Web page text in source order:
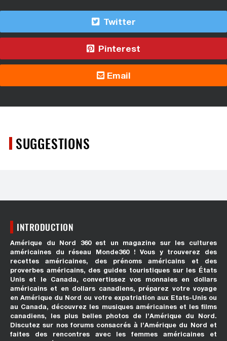
Twitter
Pinterest
Email
SUGGESTIONS
INTRODUCTION
Amérique du Nord 360 est un magazine sur les cultures
américaines du réseau Monde360 ! Vous y trouverez des
recettes américaines, des prénoms américains et des
proverbes américains, des guides touristiques sur les États
Unis et le Canada, convertissez vos monnaies en dollars
américains et en dollars canadiens, préparez votre voyage
en Amérique du Nord ou votre expatriation aux Etats-Unis ou
au Canada, découvrez les musiques américaines et les films
canadiens, les plus belles photos de l’Amérique du Nord.
Discutez sur nos forums consacrés à l’Amérique du Nord et
faites des rencontres avec les femmes américaines et